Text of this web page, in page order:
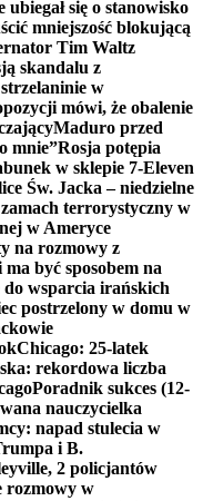
się o stanowisko
mniejszość blokującą
Tim Waltz
skandalu z
w
mówi, że obalenie
Maduro przed
mnie”Rosja potępia
w sklepie 7-Eleven
Św. Jacka – niedzielne
terrorystyczny w
w Ameryce
na rozmowy z
być sposobem na
wsparcia irańskich
postrzelony w domu w
Chicago: 25-latek
rekordowa liczba
Poradnik sukces (12-
nauczycielka
napad stulecia w
i B.
2 policjantów
rozmowy w